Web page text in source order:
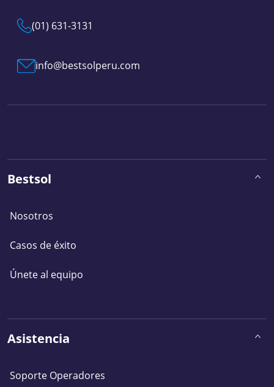
(01) 631-3131
info@bestsolperu.com
Bestsol
Nosotros
Casos de éxito
Únete al equipo
Asistencia
Soporte Operadores